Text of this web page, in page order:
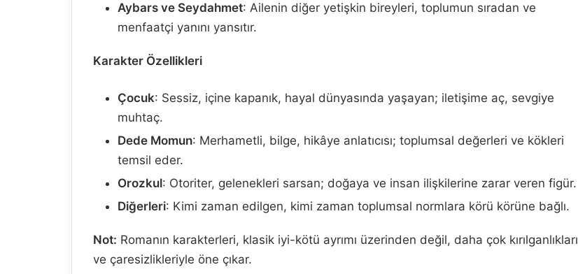
Aybars ve Seydahmet: Ailenin diğer yetişkin bireyleri, toplumun sıradan ve
menfaatçi yanını yansıtır.
Karakter Özellikleri
Çocuk: Sessiz, içine kapanık, hayal dünyasında yaşayan; iletişime aç, sevgiye
muhtaç.
Dede Momun: Merhametli, bilge, hikâye anlatıcısı; toplumsal değerleri ve kökleri
temsil eder.
Orozkul: Otoriter, gelenekleri sarsan; doğaya ve insan ilişkilerine zarar veren figür.
Diğerleri: Kimi zaman edilgen, kimi zaman toplumsal normlara körü körüne bağlı.
Not: Romanın karakterleri, klasik iyi-kötü ayrımı üzerinden değil, daha çok kırılganlıkları
ve çaresizlikleriyle öne çıkar.